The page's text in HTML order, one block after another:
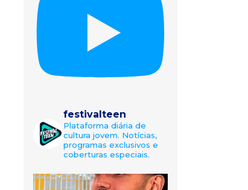
festivalteen
Plataforma diária de
cultura jovem. Notícias,
programas exclusivos e
coberturas especiais.